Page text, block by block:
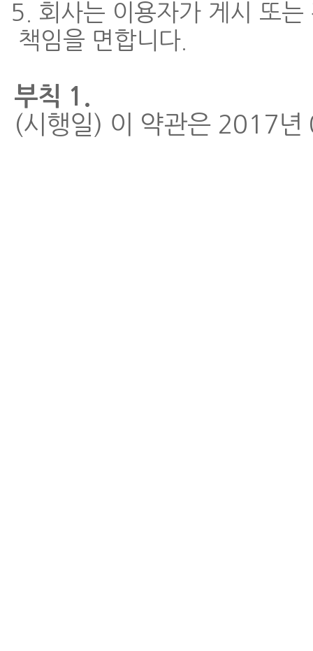
5. 회사는 이용자가 게시 또
책임을 면합니다.
부칙 1.
(시행일) 이 약관은 2017